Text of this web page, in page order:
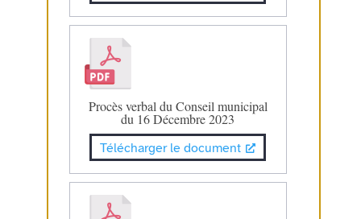
Procès verbal du Conseil municipal
du 16 Décembre 2023
Télécharger le document